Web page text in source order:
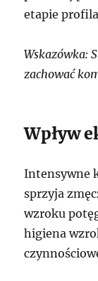
etapie
Wskazówka:
zachować
Wpływ
Intensywne
sprzyja
wzroku
higiena